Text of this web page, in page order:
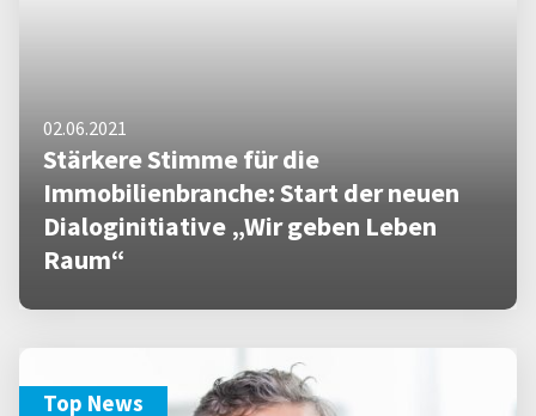
02.06.2021
Stärkere Stimme für die
Immobilienbranche: Start der neuen
Dialoginitiative „Wir geben Leben
Raum“
Top News